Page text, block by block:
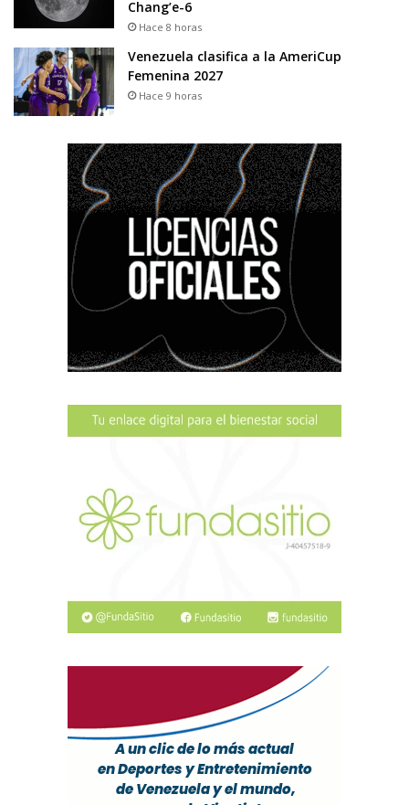
Chang’e-6
Hace 8 horas
Venezuela clasifica a la AmeriCup
Femenina 2027
Hace 9 horas